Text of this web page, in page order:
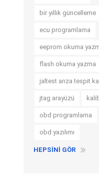
bir yıllık güncelleme
ecu programlama
eeprom okuma
flash okuma yazma
jaltest arıza tespit
jtag arayüzü
obd programlama
obd yazılımı
HEPSINI GÖR